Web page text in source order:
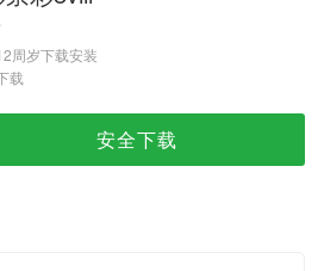
周岁下载安装
载
安全下载